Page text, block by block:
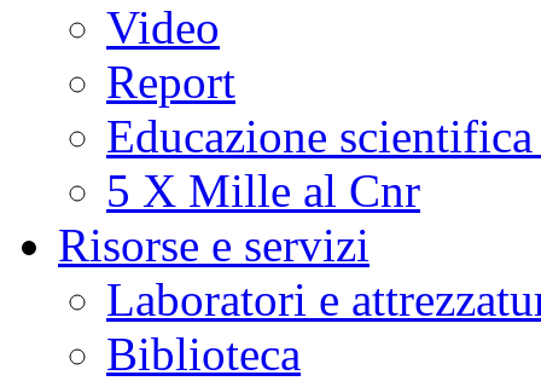
Video
Report
Educazione
5 X Mille al Cnr
Risorse e servizi
Laboratori e
Biblioteca